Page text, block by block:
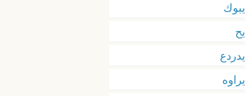
يبوك
يح
يدردع
يراوه